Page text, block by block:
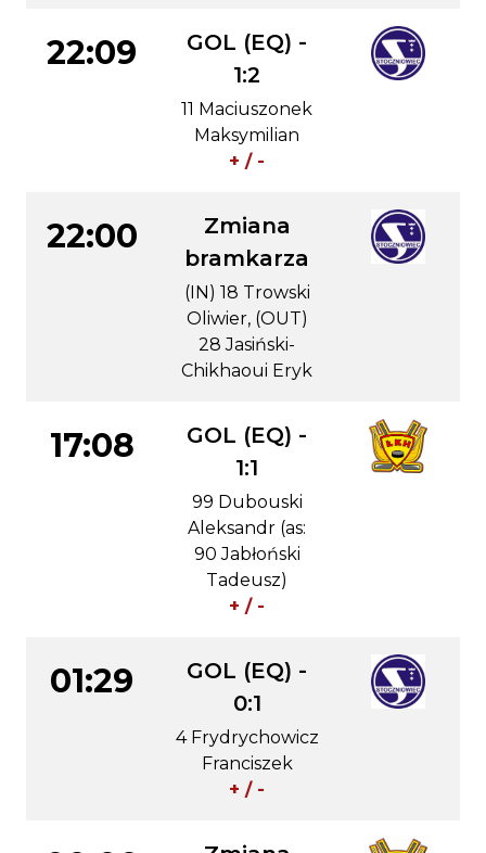
22:09
GOL (EQ) -
1:2
11 Maciuszonek
Maksymilian
+ / -
22:00
Zmiana
bramkarza
(IN) 18 Trowski
Oliwier, (OUT)
28 Jasiński-
Chikhaoui Eryk
17:08
GOL (EQ) -
1:1
99 Dubouski
Aleksandr (as:
90 Jabłoński
Tadeusz)
+ / -
01:29
GOL (EQ) -
0:1
4 Frydrychowicz
Franciszek
+ / -